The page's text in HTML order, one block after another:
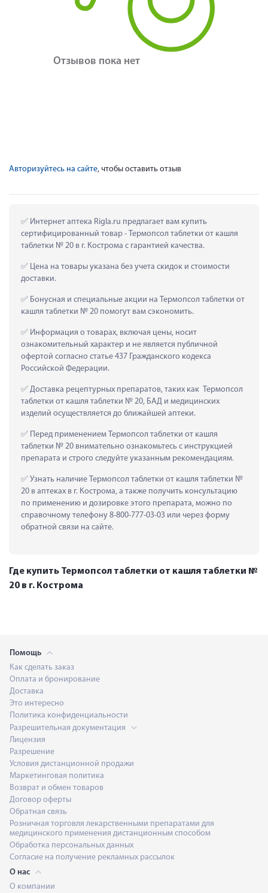
Отзывов пока нет
Авторизуйтесь на сайте, чтобы оставить отзыв
Интернет аптека Rigla.ru предлагает вам купить
сертифицированный товар - Термопсол таблетки от кашля
таблетки № 20 в г. Кострома с гарантией качества.
Цена на товары указана без учета скидок и стоимости
доставки.
Бонусная и специальные акции на Термопсол таблетки от
кашля таблетки № 20 помогут вам сэкономить.
Информация о товарах, включая цены, носит
ознакомительный характер и не является публичной
офертой согласно статье 437 Гражданского кодекса
Российской Федерации.
Доставка рецептурных препаратов, таких как  Термопсол
таблетки от кашля таблетки № 20, БАД и медицинских
изделий осуществляется до ближайшей аптеки.
Перед применением Термопсол таблетки от кашля
таблетки № 20 внимательно ознакомьтесь с инструкцией
препарата и строго следуйте указанным рекомендациям.
Узнать наличие Термопсол таблетки от кашля таблетки №
20 в аптеках в г. Кострома, а также получить консультацию
по применению и дозировке этого препарата, можно по
справочному телефону 8-800-777-03-03 или через форму
обратной связи на сайте.
Где купить Термопсол таблетки от кашля таблетки №
20 в г. Кострома
Помощь
Как сделать заказ
Оплата и бронирование
Доставка
Это интересно
Политика конфиденциальности
Разрешительная документация
Лицензия
Разрешение
Условия дистанционной продажи
Маркетинговая политика
Возврат и обмен товаров
Договор оферты
Обратная связь
Розничная торговля лекарственными препаратами для
медицинского применения дистанционным способом
Обработка персональных данных
Согласие на получение рекламных рассылок
О нас
О компании